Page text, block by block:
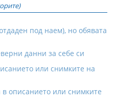
под наем), но обявата
данни за себе си
или снимките на
описанието или снимките